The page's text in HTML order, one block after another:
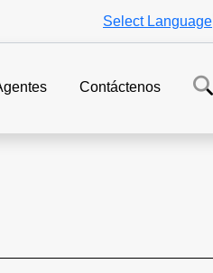
Select Language
Contáctenos